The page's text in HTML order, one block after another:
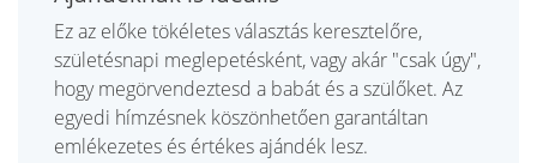
Ez az előke tökéletes választás keresztelőre,
születésnapi meglepetésként, vagy akár "csak úgy",
hogy megörvendeztesd a babát és a szülőket. Az
egyedi hímzésnek köszönhetően garantáltan
emlékezetes és értékes ajándék lesz.